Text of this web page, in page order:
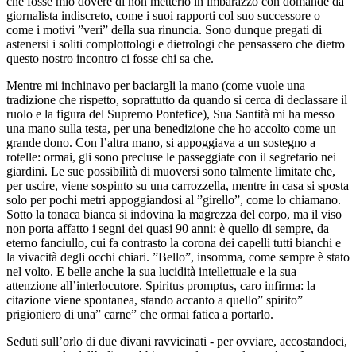
giornalista indiscreto, come i suoi rapporti col suo successore o
come i motivi ”veri” della sua rinuncia. Sono dunque pregati di
astenersi i soliti complottologi e dietrologi che pensassero che dietro
questo nostro incontro ci fosse chi sa che.
Mentre mi inchinavo per baciargli la mano (come vuole una
tradizione che rispetto, soprattutto da quando si cerca di declassare il
ruolo e la figura del Supremo Pontefice), Sua Santità mi ha messo
una mano sulla testa, per una benedizione che ho accolto come un
grande dono. Con l’altra mano, si appoggiava a un sostegno a
rotelle: ormai, gli sono precluse le passeggiate con il segretario nei
giardini. Le sue possibilità di muoversi sono talmente limitate che,
per uscire, viene sospinto su una carrozzella, mentre in casa si sposta
solo per pochi metri appoggiandosi al ”girello”, come lo chiamano.
Sotto la tonaca bianca si indovina la magrezza del corpo, ma il viso
non porta affatto i segni dei quasi 90 anni: è quello di sempre, da
eterno fanciullo, cui fa contrasto la corona dei capelli tutti bianchi e
la vivacità degli occhi chiari. ”Bello”, insomma, come sempre è stato
nel volto. E belle anche la sua lucidità intellettuale e la sua
attenzione all’interlocutore. Spiritus promptus, caro infirma: la
citazione viene spontanea, stando accanto a quello” spirito”
prigioniero di una” carne” che ormai fatica a portarlo.
Seduti sull’orlo di due divani ravvicinati - per ovviare, accostandoci,